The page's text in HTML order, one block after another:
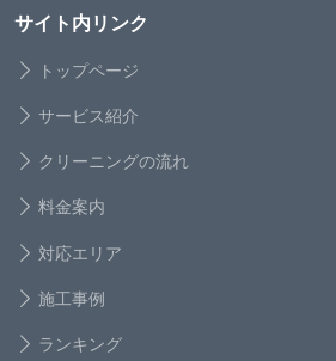
サイト内リンク
トップページ
サービス紹介
クリーニングの流れ
料金案内
対応エリア
施工事例
ランキング